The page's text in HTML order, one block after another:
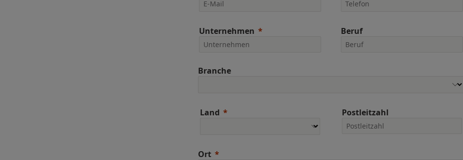
Unternehmen Beruf
Branche
Land Postleitzahl
Ort